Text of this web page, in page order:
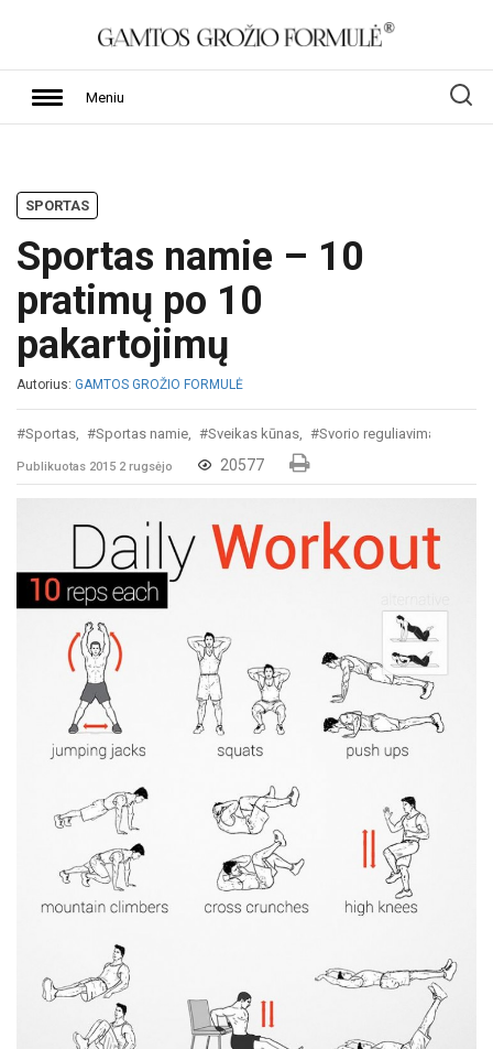
Meniu
SPORTAS
Sportas namie – 10
pratimų po 10
pakartojimų
Autorius: GAMTOS GROŽIO FORMULĖ
#Sportas, #Sportas namie, #Sveikas kūnas, #Svorio reguliavimas
Publikuotas 2015 2 rugsėjo 20577